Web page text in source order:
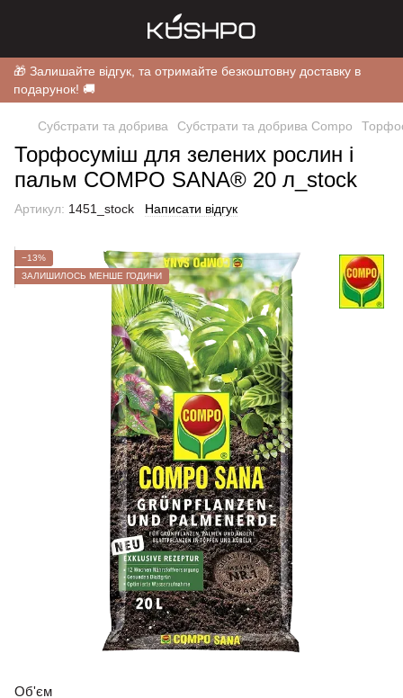
🎁 Залишайте відгук, та отримайте безкоштовну доставку в
подарунок! 🚚
Субстрати та добрива Субстрати та добрива Compo
Торфосуміш для зелених рослин і
пальм COMPO SANA® 20 л_stock
Артикул: 1451_stock Написати відгук
−13%
ЗАЛИШИЛОСЬ МЕНШЕ ГОДИНИ
Об'єм